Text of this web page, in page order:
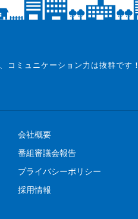
コミュニケーション力は抜群です！
会社概要
番組審議会報告
プライバシーポリシー
採用情報